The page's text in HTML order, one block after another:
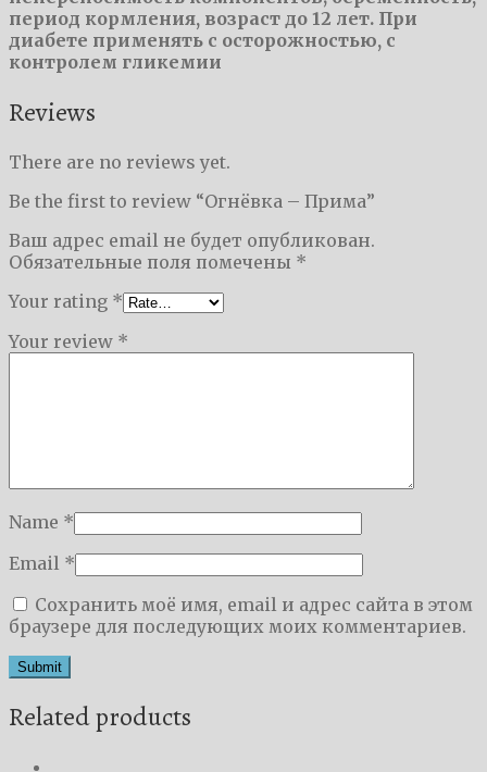
период кормления, возраст до 12 лет. При
диабете применять с осторожностью, с
контролем гликемии
Reviews
There are no reviews yet.
Be the first to review “Огнёвка – Прима”
Ваш адрес email не будет опубликован.
Обязательные поля помечены *
Your rating *
Your review *
Name *
Email *
Сохранить моё имя, email и адрес сайта в этом
браузере для последующих моих комментариев.
Related products